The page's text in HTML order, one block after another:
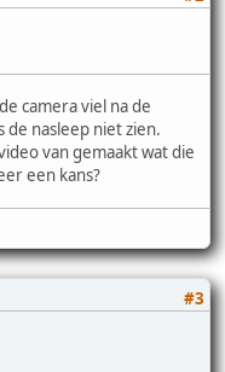
camera viel na de
nasleep niet zien.
van gemaakt wat die
een kans?
#3